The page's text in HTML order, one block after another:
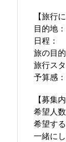
【旅行
目的地：
日程：
旅の目的
旅行ス
予算感：
【募集
希望人数
希望す
一緒に